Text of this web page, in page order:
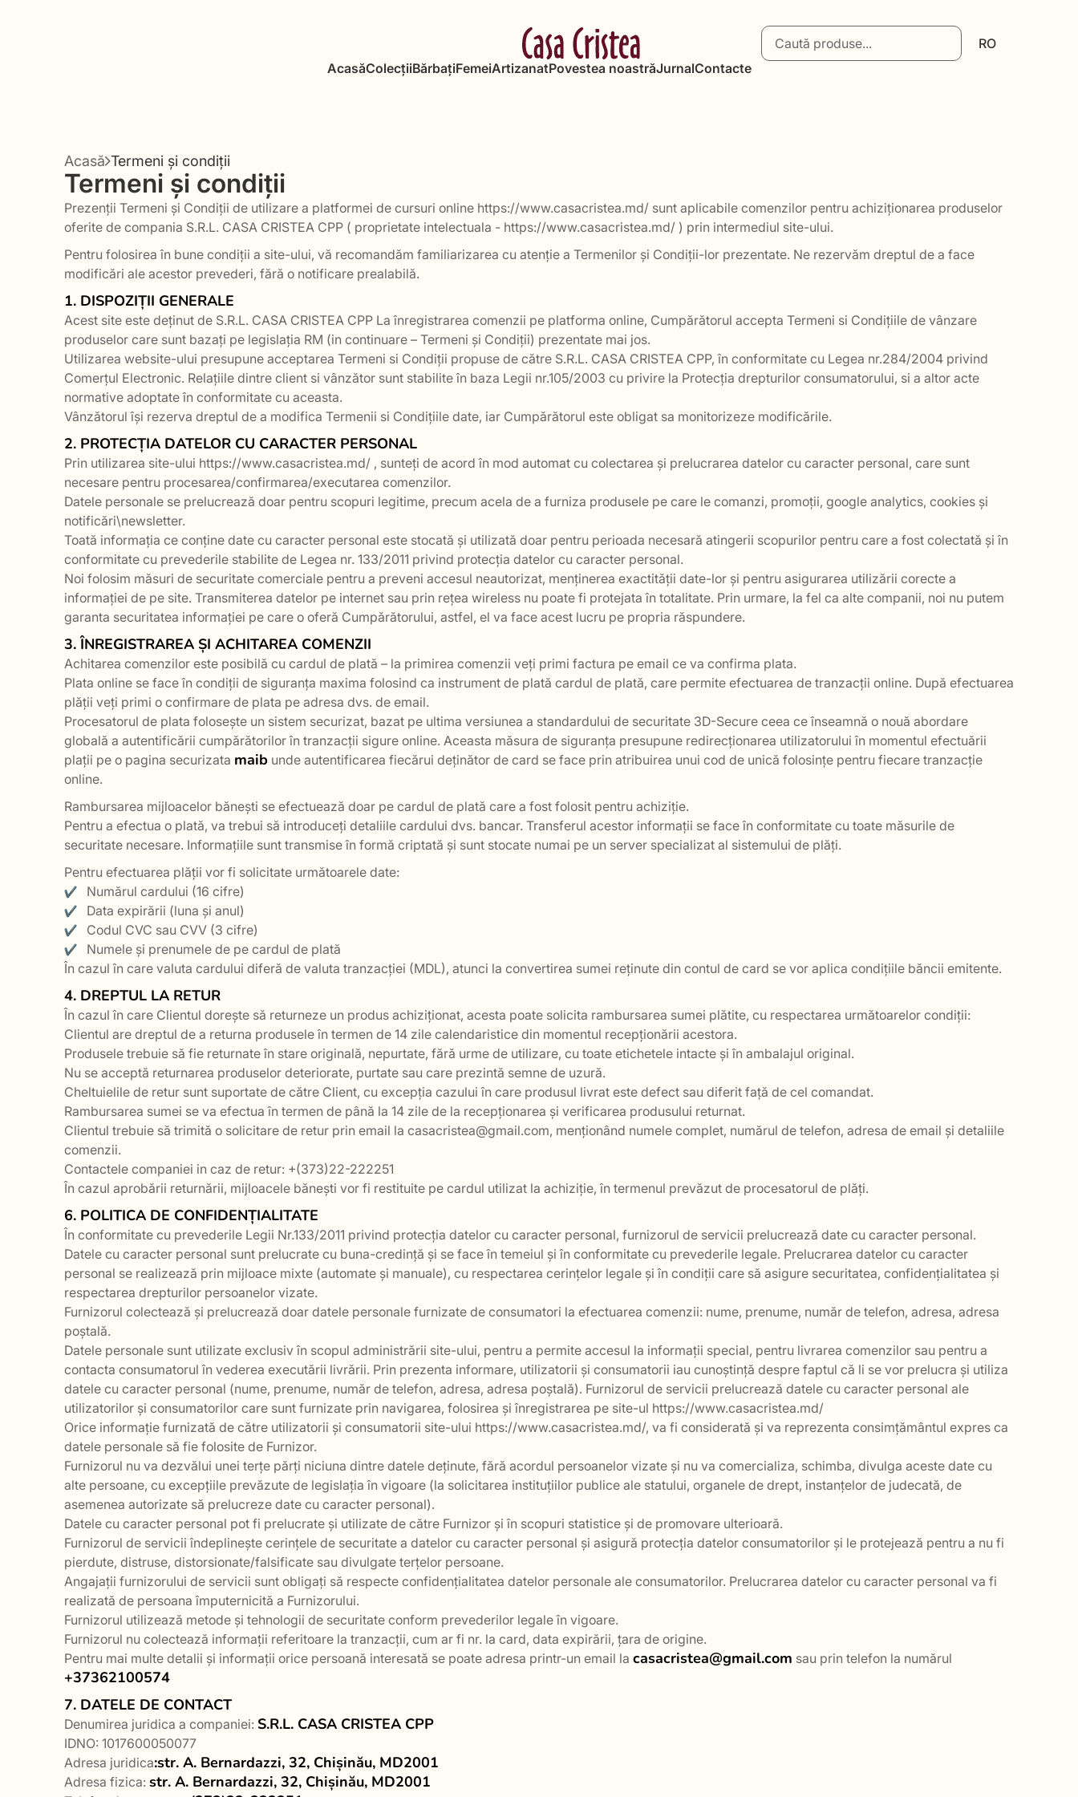
RO
AcasăColecțiiBărbațiFemeiArtizanatPovestea noastrăJurnalContacte
Acasă Termeni și condiții
Termeni și condiții
Prezenții Termeni și Condiții de utilizare a platformei de cursuri online https://www.casacristea.md/ sunt aplicabile comenzilor pentru achiziționarea produselor
oferite de compania S.R.L. CASA CRISTEA CPP ( proprietate intelectuala - https://www.casacristea.md/ ) prin intermediul site-ului.
Pentru folosirea în bune condiții a site-ului, vă recomandăm familiarizarea cu atenție a Termenilor și Condiții-lor prezentate. Ne rezervăm dreptul de a face
modificări ale acestor prevederi, fără o notificare prealabilă.
1. DISPOZIȚII GENERALE
Acest site este deținut de S.R.L. CASA CRISTEA CPP La înregistrarea comenzii pe platforma online, Cumpărătorul accepta Termeni si Condițiile de vânzare
produselor care sunt bazați pe legislația RM (in continuare – Termeni și Condiții) prezentate mai jos.
Utilizarea website-ului presupune acceptarea Termeni si Condiții propuse de către S.R.L. CASA CRISTEA CPP, în conformitate cu Legea nr.284/2004 privind
Comerțul Electronic. Relațiile dintre client si vânzător sunt stabilite în baza Legii nr.105/2003 cu privire la Protecția drepturilor consumatorului, si a altor acte
normative adoptate în conformitate cu aceasta.
Vânzătorul își rezerva dreptul de a modifica Termenii si Condițiile date, iar Cumpărătorul este obligat sa monitorizeze modificările.
2. PROTECȚIA DATELOR CU CARACTER PERSONAL
Prin utilizarea site-ului https://www.casacristea.md/ , sunteți de acord în mod automat cu colectarea și prelucrarea datelor cu caracter personal, care sunt
necesare pentru procesarea/confirmarea/executarea comenzilor.
Datele personale se prelucrează doar pentru scopuri legitime, precum acela de a furniza produsele pe care le comanzi, promoții, google analytics, cookies și
notificări\newsletter.
Toată informația ce conține date cu caracter personal este stocată și utilizată doar pentru perioada necesară atingerii scopurilor pentru care a fost colectată și în
conformitate cu prevederile stabilite de Legea nr. 133/2011 privind protecția datelor cu caracter personal.
Noi folosim măsuri de securitate comerciale pentru a preveni accesul neautorizat, menținerea exactității date-lor și pentru asigurarea utilizării corecte a
informației de pe site. Transmiterea datelor pe internet sau prin rețea wireless nu poate fi protejata în totalitate. Prin urmare, la fel ca alte companii, noi nu putem
garanta securitatea informației pe care o oferă Cumpărătorului, astfel, el va face acest lucru pe propria răspundere.
3. ÎNREGISTRAREA ȘI ACHITAREA COMENZII
Achitarea comenzilor este posibilă cu cardul de plată – la primirea comenzii veți primi factura pe email ce va confirma plata.
Plata online se face în condiții de siguranța maxima folosind ca instrument de plată cardul de plată, care permite efectuarea de tranzacții online. După efectuarea
plății veți primi o confirmare de plata pe adresa dvs. de email.
Procesatorul de plata folosește un sistem securizat, bazat pe ultima versiunea a standardului de securitate 3D-Secure ceea ce înseamnă o nouă abordare
globală a autentificării cumpărătorilor în tranzacții sigure online. Aceasta măsura de siguranța presupune redirecționarea utilizatorului în momentul efectuării
plații pe o pagina securizata maib unde autentificarea fiecărui deținător de card se face prin atribuirea unui cod de unică folosințe pentru fiecare tranzacție
online.
Rambursarea mijloacelor bănești se efectuează doar pe cardul de plată care a fost folosit pentru achiziție.
Pentru a efectua o plată, va trebui să introduceți detaliile cardului dvs. bancar. Transferul acestor informații se face în conformitate cu toate măsurile de
securitate necesare. Informațiile sunt transmise în formă criptată și sunt stocate numai pe un server specializat al sistemului de plăți.
Pentru efectuarea plății vor fi solicitate următoarele date:
Numărul cardului (16 cifre)
Data expirării (luna și anul)
Codul CVC sau CVV (3 cifre)
Numele și prenumele de pe cardul de plată
În cazul în care valuta cardului diferă de valuta tranzacției (MDL), atunci la convertirea sumei reținute din contul de card se vor aplica condițiile băncii emitente.
4. DREPTUL LA RETUR
În cazul în care Clientul dorește să returneze un produs achiziționat, acesta poate solicita rambursarea sumei plătite, cu respectarea următoarelor condiții:
Clientul are dreptul de a returna produsele în termen de 14 zile calendaristice din momentul recepționării acestora.
Produsele trebuie să fie returnate în stare originală, nepurtate, fără urme de utilizare, cu toate etichetele intacte și în ambalajul original.
Nu se acceptă returnarea produselor deteriorate, purtate sau care prezintă semne de uzură.
Cheltuielile de retur sunt suportate de către Client, cu excepția cazului în care produsul livrat este defect sau diferit față de cel comandat.
Rambursarea sumei se va efectua în termen de până la 14 zile de la recepționarea și verificarea produsului returnat.
Clientul trebuie să trimită o solicitare de retur prin email la casacristea@gmail.com, menționând numele complet, numărul de telefon, adresa de email și detaliile
comenzii.
Contactele companiei in caz de retur: +(373)22-222251
În cazul aprobării returnării, mijloacele bănești vor fi restituite pe cardul utilizat la achiziție, în termenul prevăzut de procesatorul de plăți.
6. POLITICA DE CONFIDENȚIALITATE
În conformitate cu prevederile Legii Nr.133/2011 privind protecția datelor cu caracter personal, furnizorul de servicii prelucrează date cu caracter personal.
Datele cu caracter personal sunt prelucrate cu buna-credință și se face în temeiul și în conformitate cu prevederile legale. Prelucrarea datelor cu caracter
personal se realizează prin mijloace mixte (automate și manuale), cu respectarea cerințelor legale și în condiții care să asigure securitatea, confidențialitatea și
respectarea drepturilor persoanelor vizate.
Furnizorul colectează și prelucrează doar datele personale furnizate de consumatori la efectuarea comenzii: nume, prenume, număr de telefon, adresa, adresa
poștală.
Datele personale sunt utilizate exclusiv în scopul administrării site-ului, pentru a permite accesul la informații special, pentru livrarea comenzilor sau pentru a
contacta consumatorul în vederea executării livrării. Prin prezenta informare, utilizatorii și consumatorii iau cunoștință despre faptul că li se vor prelucra și utiliza
datele cu caracter personal (nume, prenume, număr de telefon, adresa, adresa poștală). Furnizorul de servicii prelucrează datele cu caracter personal ale
utilizatorilor și consumatorilor care sunt furnizate prin navigarea, folosirea și înregistrarea pe site-ul https://www.casacristea.md/
Orice informație furnizată de către utilizatorii și consumatorii site-ului https://www.casacristea.md/, va fi considerată și va reprezenta consimțământul expres ca
datele personale să fie folosite de Furnizor.
Furnizorul nu va dezvălui unei terțe părți niciuna dintre datele deținute, fără acordul persoanelor vizate și nu va comercializa, schimba, divulga aceste date cu
alte persoane, cu excepțiile prevăzute de legislația în vigoare (la solicitarea instituțiilor publice ale statului, organele de drept, instanțelor de judecată, de
asemenea autorizate să prelucreze date cu caracter personal).
Datele cu caracter personal pot fi prelucrate și utilizate de către Furnizor și în scopuri statistice și de promovare ulterioară.
Furnizorul de servicii îndeplinește cerințele de securitate a datelor cu caracter personal și asigură protecția datelor consumatorilor și le protejează pentru a nu fi
pierdute, distruse, distorsionate/falsificate sau divulgate terțelor persoane.
Angajații furnizorului de servicii sunt obligați să respecte confidențialitatea datelor personale ale consumatorilor. Prelucrarea datelor cu caracter personal va fi
realizată de persoana împuternicită a Furnizorului.
Furnizorul utilizează metode și tehnologii de securitate conform prevederilor legale în vigoare.
Furnizorul nu colectează informații referitoare la tranzacții, cum ar fi nr. la card, data expirării, țara de origine.
Pentru mai multe detalii și informații orice persoană interesată se poate adresa printr-un email la casacristea@gmail.com sau prin telefon la numărul
+37362100574
7. DATELE DE CONTACT
Denumirea juridica a companiei: S.R.L. CASA CRISTEA CPP
IDNO: 1017600050077
Adresa juridica:str. A. Bernardazzi, 32, Chișinău, MD2001
Adresa fizica: str. A. Bernardazzi, 32, Chișinău, MD2001